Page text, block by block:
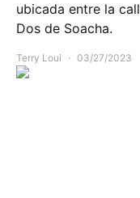
ubicada entre la
Dos de Soacha.
Terry Loui 03/27/2023